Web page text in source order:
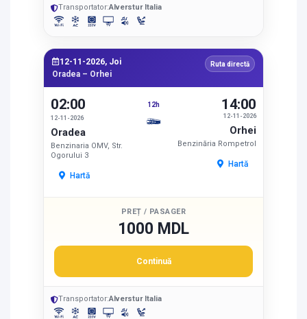
Transportator:Alverstur Italia
12-11-2026, Joi
Oradea – Orhei
Ruta directă
02:00
12-11-2026
Oradea
Benzinaria OMV, Str.
Ogorului 3
Hartă
12h
12-11-2026
14:00
Orhei
Benzinăria Rompetrol
Hartă
PREȚ / PASAGER
1000 MDL
Continuă
Transportator:Alverstur Italia